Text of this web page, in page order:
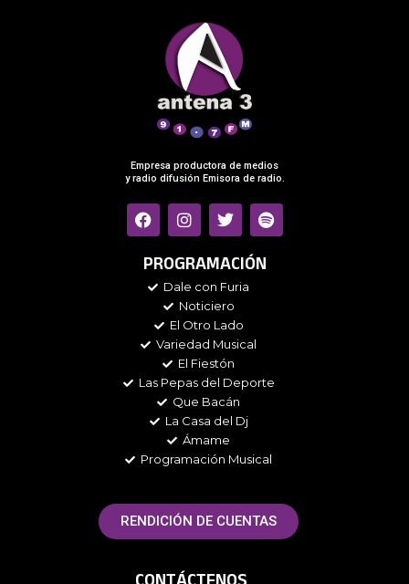
Empresa productora de medios
y radio difusión Emisora de radio.
F
a
e
o
I
n
t
g
r
a
m
T
w
t
e
r
S
p
t
PROGRAMACIÓN
Dale con Furia
Noticiero
El Otro Lado
Variedad Musical
El Fiestón
Las Pepas del Deporte
Que Bacán
La Casa del Dj
Ámame
Programación Musical
RENDICIÓN DE CUENTAS